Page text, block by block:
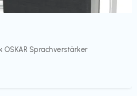
OSKAR Sprachverstärker